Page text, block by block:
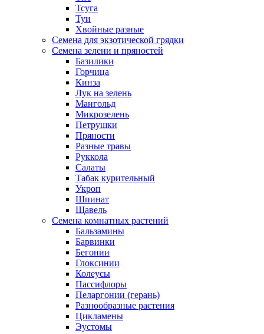
Тсуга
Туи
Хвойные разные
Семена для экзотической грядки
Семена зелени и пряностей
Базилики
Горчица
Кинза
Лук на зелень
Мангольд
Микрозелень
Петрушки
Пряности
Разные травы
Руккола
Салаты
Табак курительный
Укроп
Шпинат
Щавель
Семена комнатных растений
Бальзамины
Барвинки
Бегонии
Глоксинии
Колеусы
Пассифлоры
Пеларгонии (герань)
Разнообразные растения
Цикламены
Эустомы